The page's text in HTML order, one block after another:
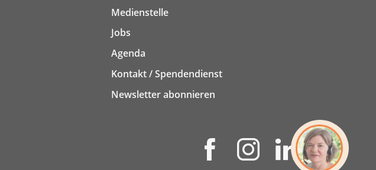
Medienstelle
Jobs
Agenda
Kontakt / Spendendienst
Newsletter abonnieren